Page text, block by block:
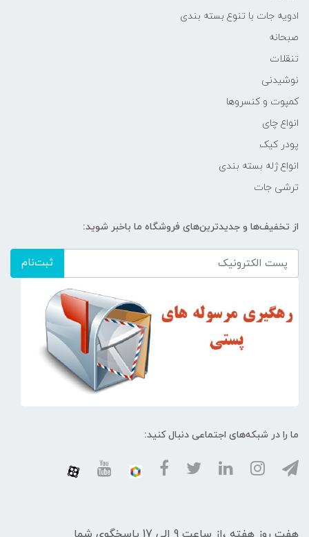
ادویه جات با تنوع بسته بندی
صبحانه
تنقلات
نوشیدنی
کمپوت و کنسروها
انواع چای
پودر کیک
انواع ژله بسته بندی
ترشی جات
از تخفیف‌ها و جدیدترین‌های فروشگاه ما باخبر شوید:
ثبت‌نام
ما را در شبکه‌های اجتماعی دنبال کنید: